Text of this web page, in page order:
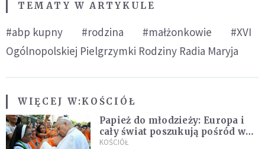
TEMATY W ARTYKULE
#abp kupny #rodzina #małżonkowie
#XVI
Ogólnopolskiej Pielgrzymki Rodziny Radia Maryja
WIĘCEJ W:KOŚCIÓŁ
Papież do młodzieży: Europa i
cały świat poszukują pośród was
nowych świętych
KOŚCIÓŁ